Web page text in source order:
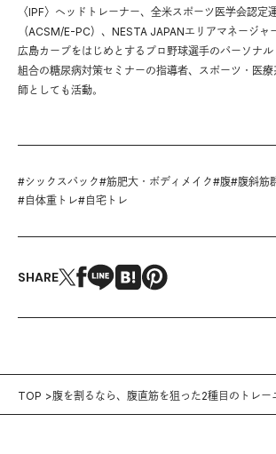
〈IPF〉ヘッドトレーナー、全米スポーツ医学会認定
（ACSM/E-PC）、NESTA JAPANエリアマネージャ
広島カープをはじめとするプロ野球選手のパーソナ
組合の糖尿病対策セミナーの指導者、スポーツ・医
師としても活動。
#シックスパック#筋肥大・ボディメイク#腹#腹斜筋
#自体重トレ#自宅トレ
SHARE
TOP
腹を割るなら、腹直筋を狙った2種目のトレー